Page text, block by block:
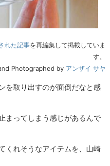
れた記事を再編集して掲載していま
す。
Photographed by アンザイ サヤ
を取り出すのが面倒だなと感
まってしまう感じがあるんで
くれそうなアイテムを、山崎